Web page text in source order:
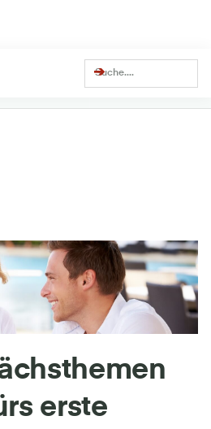
Über41 Millionen
erste